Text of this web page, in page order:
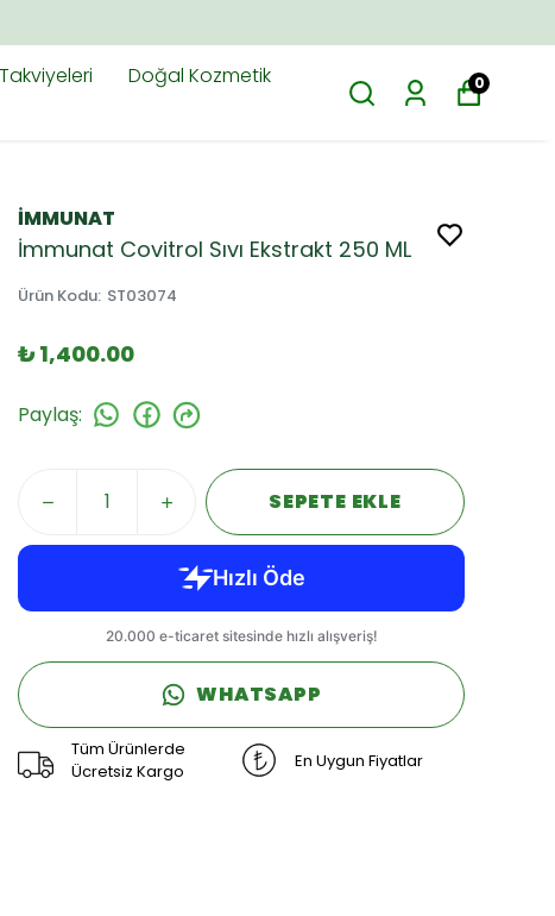
Doğal Kozmetik
0
İMMUNAT
İmmunat Covitrol Sıvı Ekstrakt 250 ML
Ürün Kodu: ST03074
₺ 1,400.00
Paylaş:
SEPETE EKLE
WHATSAPP
Tüm Ürünlerde
Ücretsiz Kargo
En Uygun Fiyatlar